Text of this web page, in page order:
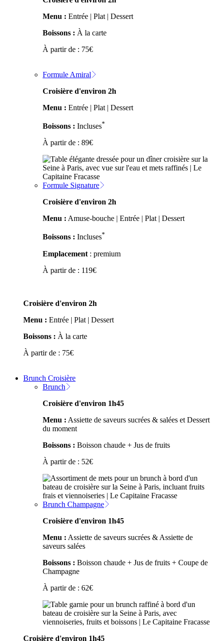
Menu : Entrée | Plat | Dessert
Boissons : À la carte
À partir de : 75€
Formule Amiral
Croisière d'environ 2h
Menu : Entrée | Plat | Dessert
Boissons : Incluses*
À partir de : 89€
Formule Signature
Croisière d'environ 2h
Menu : Amuse-bouche | Entrée | Plat | Dessert
Boissons : Incluses*
Emplacement : premium
À partir de : 119€
Croisière d'environ 2h
Menu : Entrée | Plat | Dessert
Boissons : À la carte
À partir de : 75€
Brunch Croisière
Brunch
Croisière d'environ 1h45
Menu : Assiette de saveurs sucrées & salées et Dessert
du moment
Boissons : Boisson chaude + Jus de fruits
À partir de : 52€
Brunch Champagne
Croisière d'environ 1h45
Menu : Assiette de saveurs sucrées & Assiette de
saveurs salées
Boissons : Boisson chaude + Jus de fruits + Coupe de
Champagne
À partir de : 62€
Croisière d'environ 1h45